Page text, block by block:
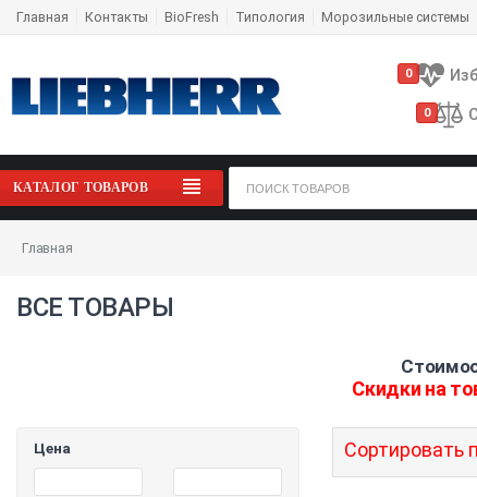
Главная Контакты BioFresh Типология Морозильные системы
0
0
КАТАЛОГ ТОВАРОВ
Главная
ВСЕ ТОВАРЫ
Скидки на
Цена Сортировать